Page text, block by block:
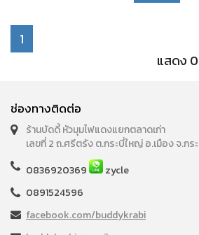
1
แสดง 0
ช่องทางติดต่อ
ร้านบัดดี้ หัวมุมไฟแดงแยกตลาดเก่า
เลขที่ 2 ถ.ศรีตรัง ต.กระบี่ใหญ่ อ.เมือง จ.ก
0836920369
zycle
0891524596
facebook.com/buddykrabi